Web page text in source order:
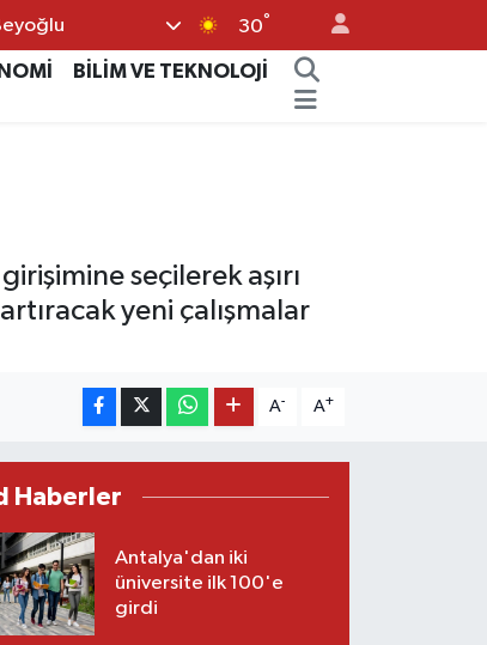
30°
BİLİM VE TEKNOLOJİ
seçilerek aşırı
yeni çalışmalar
A- A+
Haberler
Antalya'dan iki
üniversite ilk 100'e
girdi